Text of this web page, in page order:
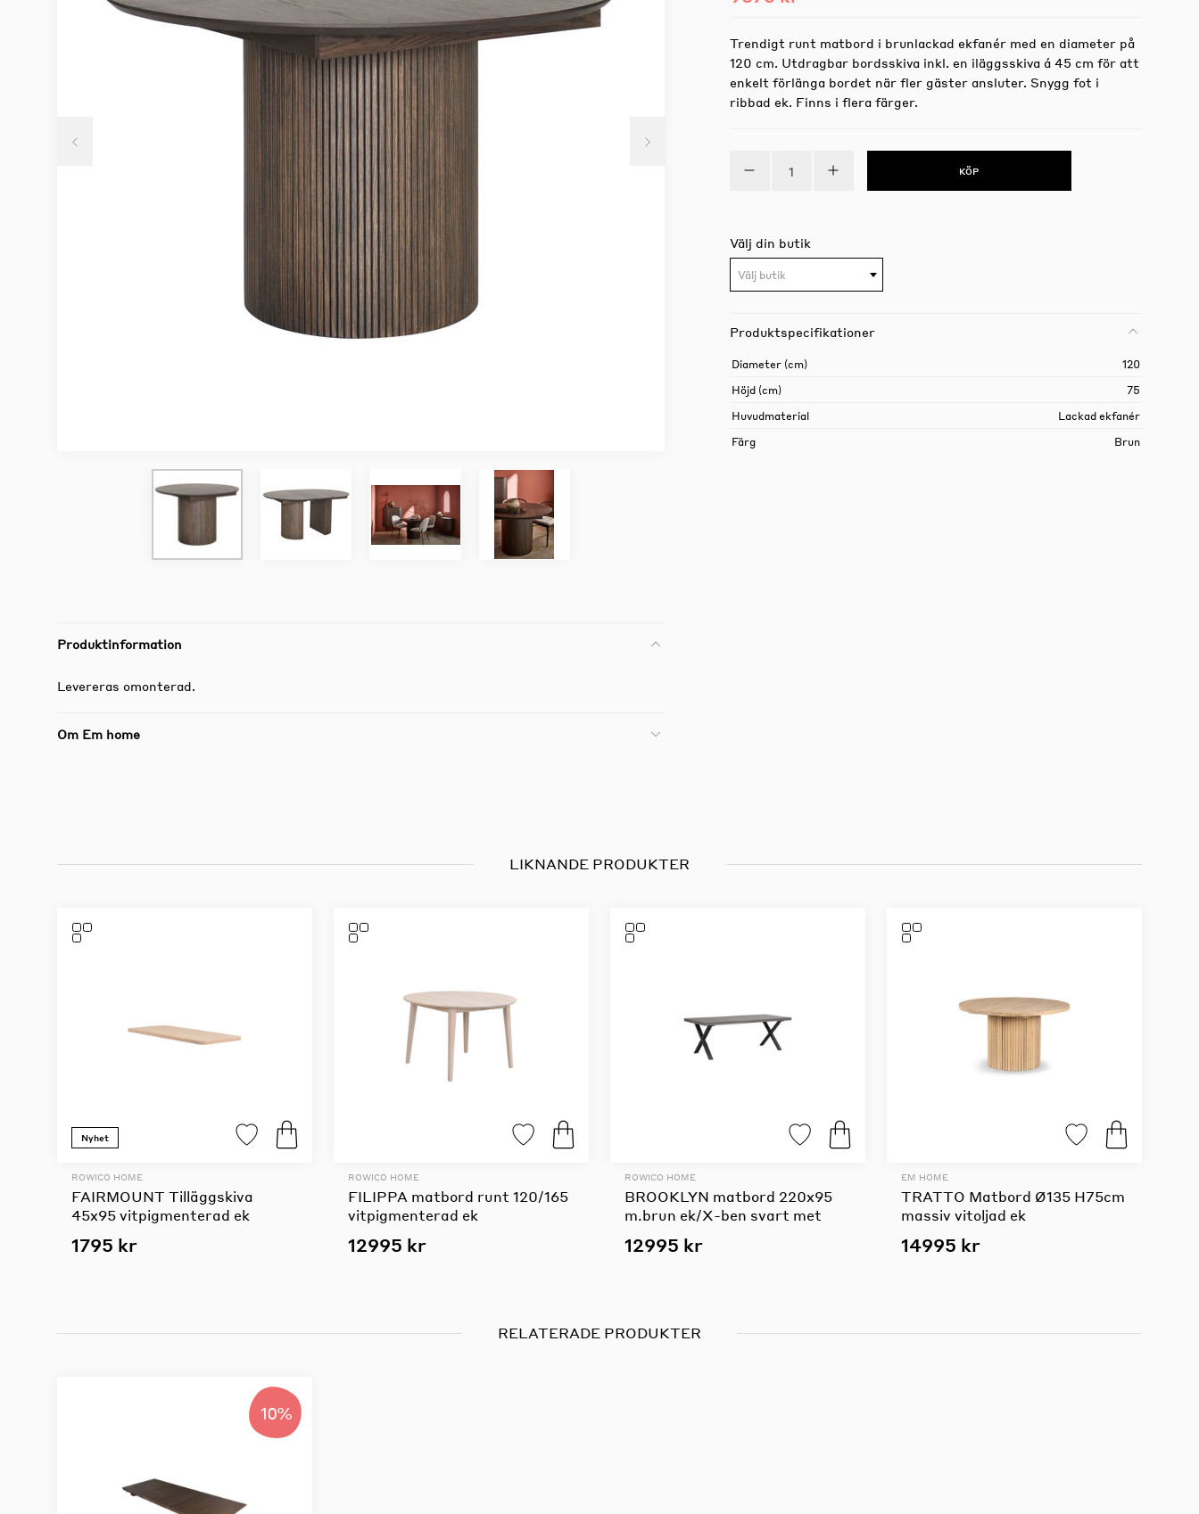
Produktinformation
Levereras omonterad.
Om Em home
Trendigt runt matbord i brunlackad ekfanér med en diameter på
120 cm. Utdragbar bordsskiva inkl. en iläggsskiva á 45 cm för att
enkelt förlänga bordet när fler gäster ansluter. Snygg fot i
ribbad ek. Finns i flera färger.
KÖP
Välj din butik
Välj butik
Produktspecifikationer
Diameter (cm)
120
Höjd (cm)
75
Huvudmaterial
Lackad ekfanér
Färg
Brun
LIKNANDE PRODUKTER
Nyhet
ROWICO HOME
FAIRMOUNT Tilläggskiva
45x95 vitpigmenterad ek
1795 kr
ROWICO HOME
FILIPPA matbord runt 120/165
vitpigmenterad ek
12995 kr
ROWICO HOME
BROOKLYN matbord 220x95
m.brun ek/X-ben svart met
12995 kr
EM HOME
TRATTO Matbord Ø135 H75cm
massiv vitoljad ek
14995 kr
RELATERADE PRODUKTER
10%